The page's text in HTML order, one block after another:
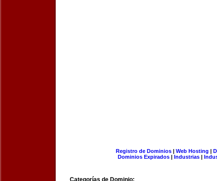
Registro de Dominios| Web Hosting |
Dominios Expirados | Industrias |
Categorías de Dominio: